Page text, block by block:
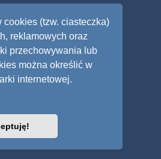
cookies (tzw. ciasteczka)
reklamowych oraz
przechowywania lub
można określić w
internetowej.